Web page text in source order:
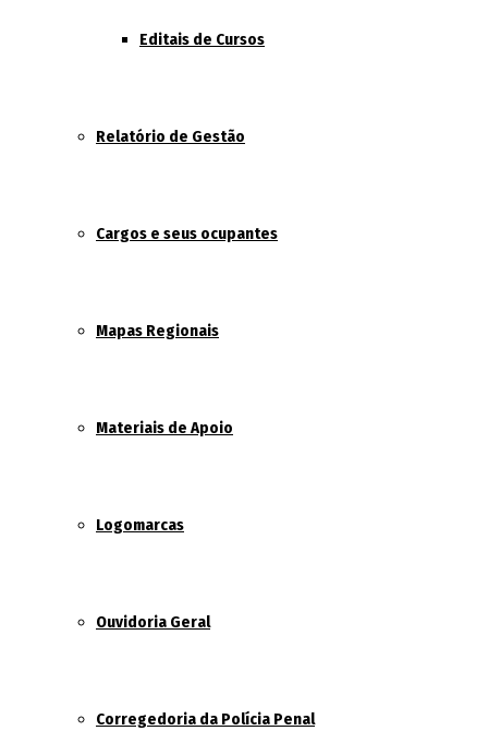
Editais de Cursos
Relatório de Gestão
Cargos e seus ocupantes
Mapas Regionais
Materiais de Apoio
Logomarcas
Ouvidoria Geral
Corregedoria da Polícia Penal